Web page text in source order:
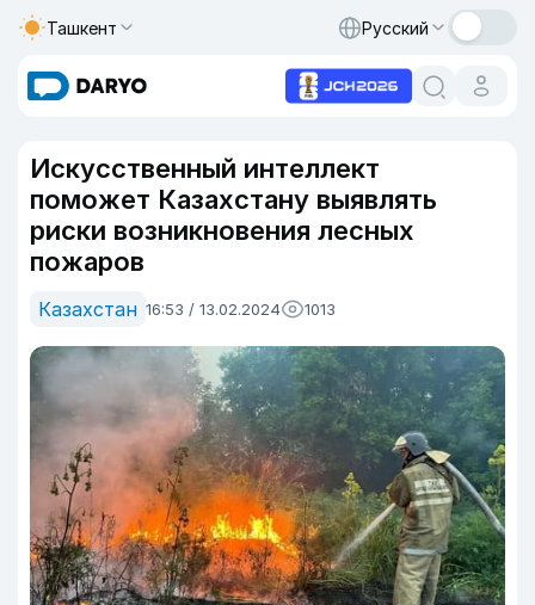
Ташкент Русский
Искусcтвенный интеллект
поможет Казахстану выявлять
риски возникновения лесных
пожаров
Казахстан 16:53 / 13.02.2024 1013